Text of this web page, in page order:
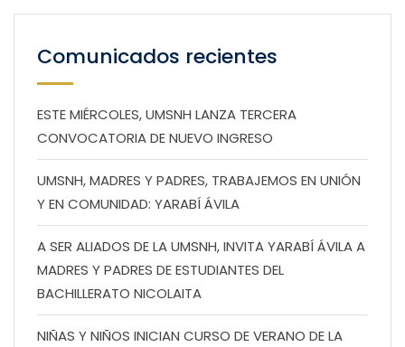
Comunicados recientes
ESTE MIÉRCOLES, UMSNH LANZA TERCERA
CONVOCATORIA DE NUEVO INGRESO
UMSNH, MADRES Y PADRES, TRABAJEMOS EN UNIÓN
Y EN COMUNIDAD: YARABÍ ÁVILA
A SER ALIADOS DE LA UMSNH, INVITA YARABÍ ÁVILA A
MADRES Y PADRES DE ESTUDIANTES DEL
BACHILLERATO NICOLAITA
NIÑAS Y NIÑOS INICIAN CURSO DE VERANO DE LA